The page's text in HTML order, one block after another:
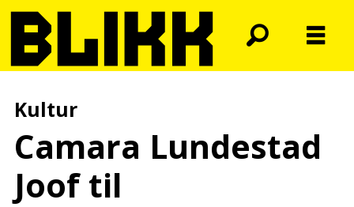
Kultur
Camara Lundestad
Joof til